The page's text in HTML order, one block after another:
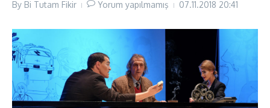
By Bi Tutam Fikir Yorum yapılmamış 07.11.2018 20:41